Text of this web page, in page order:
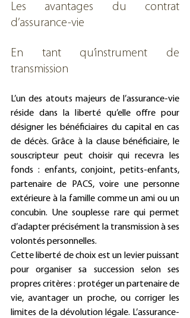
Les avantages du contrat
d’assurance-vie
En tant qu’instrument de
transmission
L’un des atouts majeurs de l’assurance-vie
réside dans la liberté qu’elle offre pour
désigner les bénéficiaires du capital en cas
de décès. Grâce à la clause bénéficiaire, le
souscripteur peut choisir qui recevra les
fonds : enfants, conjoint, petits-enfants,
partenaire de PACS, voire une personne
extérieure à la famille comme un ami ou un
concubin. Une souplesse rare qui permet
d’adapter précisément la transmission à ses
volontés personnelles.
Cette liberté de choix est un levier puissant
pour organiser sa succession selon ses
propres critères : protéger un partenaire de
vie, avantager un proche, ou corriger les
limites de la dévolution légale. L’assurance-